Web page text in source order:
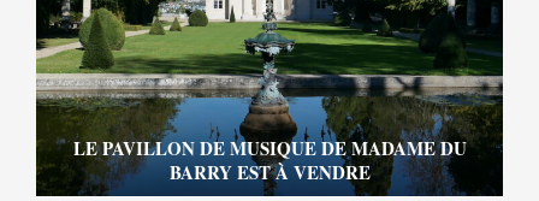
LE PAVILLON DE MUSIQUE DE MADAME DU
BARRY EST À VENDRE